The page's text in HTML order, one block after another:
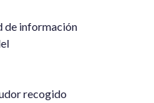
de información
recogido